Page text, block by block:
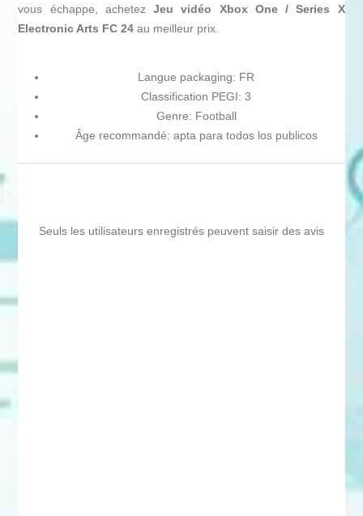
vous échappe, achetezJeu vidéo Xbox One / Series X
Electronic Arts FC 24 au meilleur prix.
Langue packaging: FR
Classification PEGI: 3
Genre: Football
Âge recommandé: apta para todos los publicos
Seuls les utilisateurs enregistrés peuvent saisir des avis